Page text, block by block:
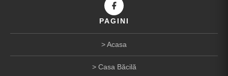
PAGINI
Acasa
Casa Băcilă